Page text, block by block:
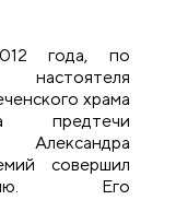
года, по
настоятеля
храма
предтечи
совершил
Его